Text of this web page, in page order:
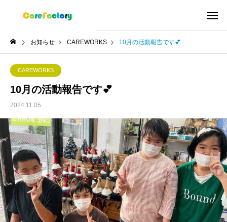
お知らせ CAREWORKS 10月の活動報告です💕
CAREWORKS
10月の活動報告です💕
2024.11.05